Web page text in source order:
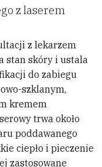
z laserem
z lekarzem
stan skóry i ustala
do zabiegu
szklanym,
kremem
trwa około
poddawanego
ciepło i pieczenie
zastosowane